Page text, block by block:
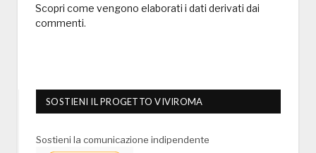
Scopri come vengono elaborati i dati derivati dai
commenti.
SOSTIENI IL PROGETTO VIVIROMA
Sostieni la comunicazione indipendente